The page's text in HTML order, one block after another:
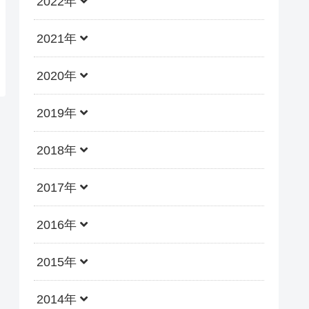
2021年
2020年
2019年
2018年
2017年
2016年
2015年
2014年